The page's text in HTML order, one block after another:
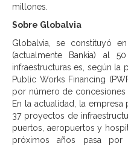
millones.
Sobre Globalvia
Globalvia, se constituyó
(actualmente Bankia) al
infraestructuras es, según
Public Works Financing
por número de concesiones
En la actualidad, la
37 proyectos de
puertos, aeropuertos y
próximos años pasa por